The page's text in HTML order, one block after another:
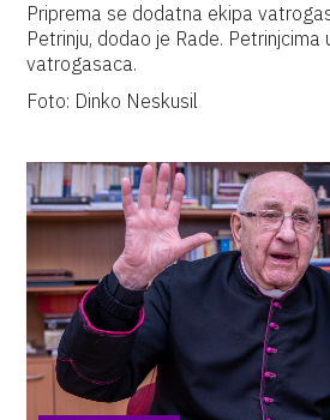
Priprema se dodatna ekipa
Petrinju, dodao je Rade.
vatrogasaca.
Foto: Dinko Neskusil